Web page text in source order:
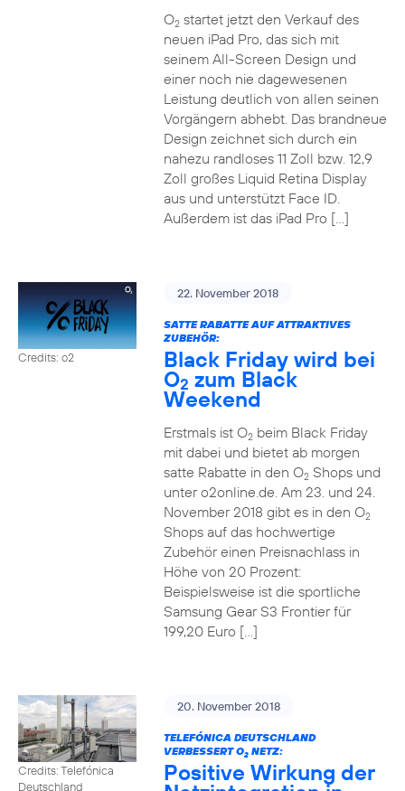
O2startet jetzt den Verkauf des
neuen iPad Pro, das sich mit
seinem All-Screen Design und
einer noch nie dagewesenen
Leistung deutlich von allen seinen
Vorgängern abhebt. Das brandneue
Design zeichnet sich durch ein
nahezu randloses 11 Zoll bzw. 12,9
Zoll großes Liquid Retina Display
aus und unterstützt Face ID.
Außerdem ist das iPad Pro […]
Credits: o2
22. November 2018
SATTE RABATTE AUF ATTRAKTIVES
ZUBEHÖR:
Black Friday wird bei
O2 zum Black
Weekend
Erstmals ist O2beim Black Friday
mit dabei und bietet ab morgen
satte Rabatte in den O2Shops und
unter o2online.de. Am 23. und 24.
November 2018 gibt es in den O2
Shops auf das hochwertige
Zubehör einen Preisnachlass in
Höhe von 20 Prozent:
Beispielsweise ist die sportliche
Samsung Gear S3 Frontier für
199,20 Euro […]
Credits: Telefónica
Deutschland
20. November 2018
TELEFÓNICA DEUTSCHLAND
VERBESSERT O2NETZ:
Positive Wirkung der